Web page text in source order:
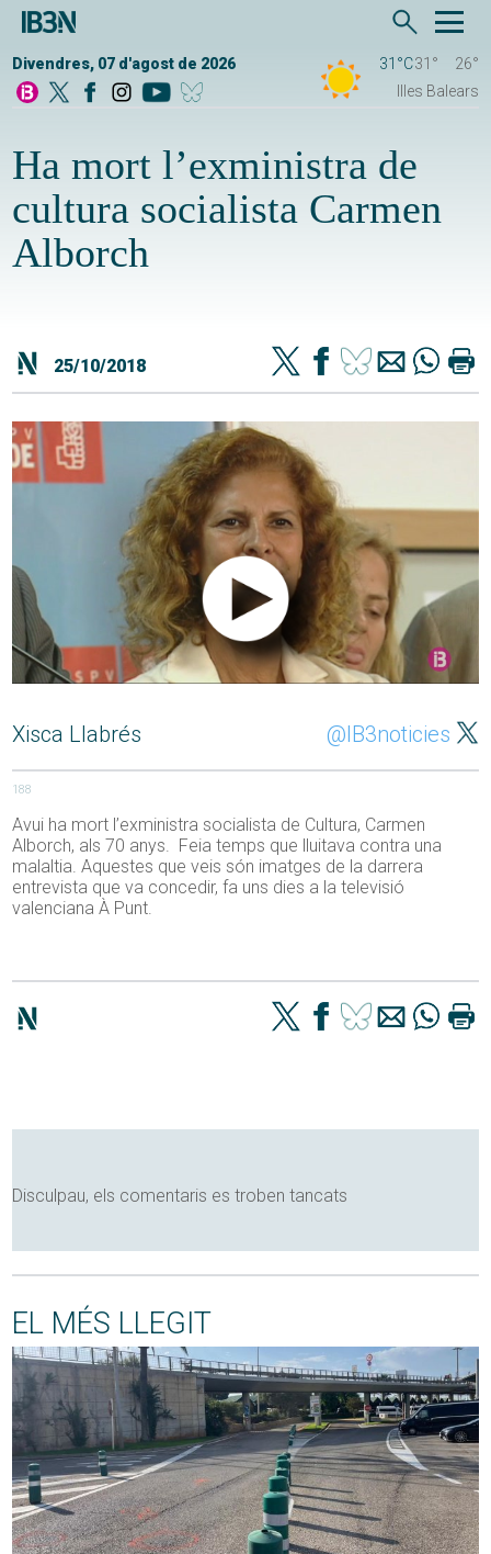
Divendres, 07 d'agost de 2026 31°C31°
26°
Illes Balears
Ha mort l’exministra de
cultura socialista Carmen
Alborch
25/10/2018
Xisca Llabrés @IB3noticies
188
Avui ha mort l’exministra socialista de Cultura, Carmen
Alborch, als 70 anys. Feia temps que lluitava contra una
malaltia. Aquestes que veis són imatges de la darrera
entrevista que va concedir, fa uns dies a la televisió
valenciana À Punt.
Disculpau, els comentaris es troben tancats
EL MÉS LLEGIT